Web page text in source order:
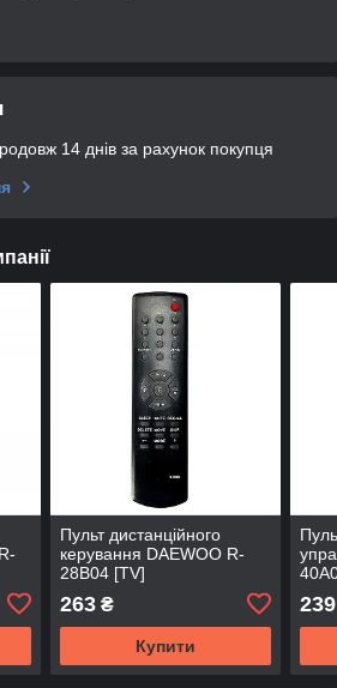
14 днів за рахунок покупця
Пульт дистанційного
керування DAEWOO R-
28B04 [TV]
263₴
Купити
239